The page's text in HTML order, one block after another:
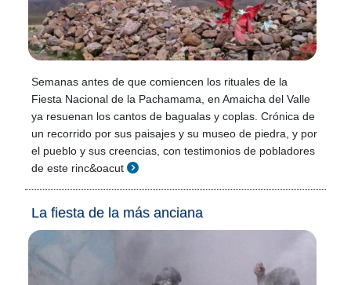
Semanas antes de que comiencen los rituales de la
Fiesta Nacional de la Pachamama, en Amaicha del Valle
ya resuenan los cantos de bagualas y coplas. Crónica de
un recorrido por sus paisajes y su museo de piedra, y por
el pueblo y sus creencias, con testimonios de pobladores
de este rinc&oacut
La fiesta de la más anciana